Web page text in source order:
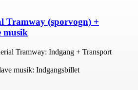
Tramway (sporvogn) +
musik
Tramway: Indgang + Transport
musik: Indgangsbillet